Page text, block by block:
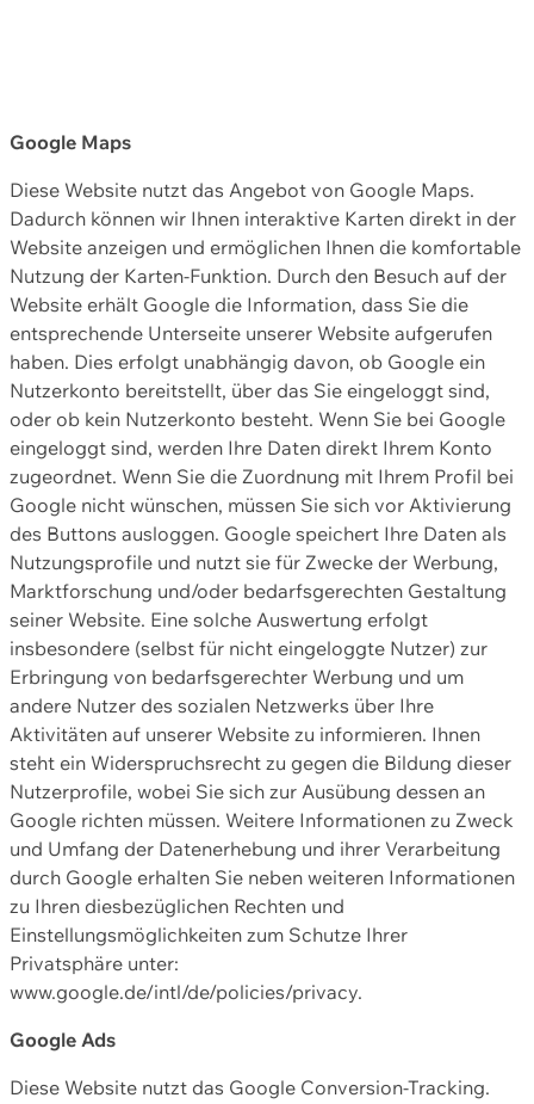
Google Maps
Diese Website nutzt das Angebot von Google Maps.
Dadurch können wir Ihnen interaktive Karten direkt in der
Website anzeigen und ermöglichen Ihnen die komfortable
Nutzung der Karten-Funktion. Durch den Besuch auf der
Website erhält Google die Information, dass Sie die
entsprechende Unterseite unserer Website aufgerufen
haben. Dies erfolgt unabhängig davon, ob Google ein
Nutzerkonto bereitstellt, über das Sie eingeloggt sind,
oder ob kein Nutzerkonto besteht. Wenn Sie bei Google
eingeloggt sind, werden Ihre Daten direkt Ihrem Konto
zugeordnet. Wenn Sie die Zuordnung mit Ihrem Profil bei
Google nicht wünschen, müssen Sie sich vor Aktivierung
des Buttons ausloggen. Google speichert Ihre Daten als
Nutzungsprofile und nutzt sie für Zwecke der Werbung,
Marktforschung und/oder bedarfsgerechten Gestaltung
seiner Website. Eine solche Auswertung erfolgt
insbesondere (selbst für nicht eingeloggte Nutzer) zur
Erbringung von bedarfsgerechter Werbung und um
andere Nutzer des sozialen Netzwerks über Ihre
Aktivitäten auf unserer Website zu informieren. Ihnen
steht ein Widerspruchsrecht zu gegen die Bildung dieser
Nutzerprofile, wobei Sie sich zur Ausübung dessen an
Google richten müssen. Weitere Informationen zu Zweck
und Umfang der Datenerhebung und ihrer Verarbeitung
durch Google erhalten Sie neben weiteren Informationen
zu Ihren diesbezüglichen Rechten und
Einstellungsmöglichkeiten zum Schutze Ihrer
Privatsphäre unter:
www.google.de/intl/de/policies/privacy.
Google Ads
Diese Website nutzt das Google Conversion-Tracking.